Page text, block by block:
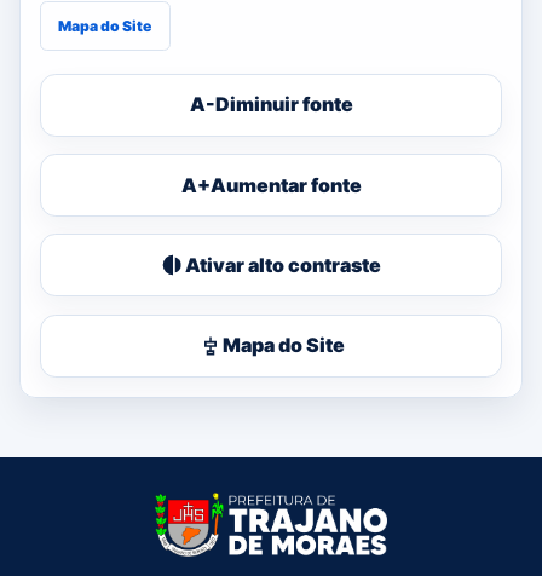
Mapa do Site
A-Diminuir fonte
A+Aumentar fonte
Ativar alto contraste
Mapa do Site